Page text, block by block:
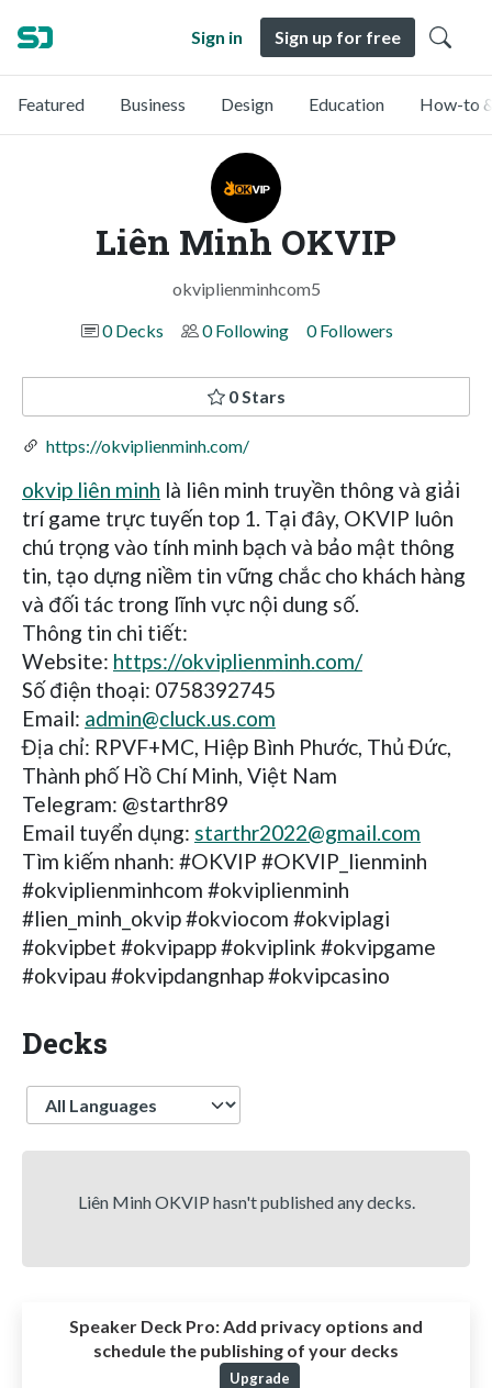
Sign in Sign up for free
Featured Business Design Education How-to
Liên Minh OKVIP
okviplienminhcom5
0 Decks
0 Following 0 Followers
0 Stars
https://okviplienminh.com/
okvip liên minh là liên minh truyền thông và giải
trí game trực tuyến top 1. Tại đây, OKVIP luôn
chú trọng vào tính minh bạch và bảo mật thông
tin, tạo dựng niềm tin vững chắc cho khách hàng
và đối tác trong lĩnh vực nội dung số.
Thông tin chi tiết:
Website: https://okviplienminh.com/
Số điện thoại: 0758392745
Email: admin@cluck.us.com
Địa chỉ: RPVF+MC, Hiệp Bình Phước, Thủ Đức,
Thành phố Hồ Chí Minh, Việt Nam
Telegram: @starthr89
Email tuyển dụng: starthr2022@gmail.com
Tìm kiếm nhanh: #OKVIP #OKVIP_lienminh
#okviplienminhcom #okviplienminh
#lien_minh_okvip #okviocom #okviplagi
#okvipbet #okvipapp #okviplink #okvipgame
#okvipau #okvipdangnhap #okvipcasino
Decks
Language
Liên Minh OKVIP hasn't published any decks.
Speaker Deck Pro:Add privacy options and
schedule the publishing of your decks
Upgrade